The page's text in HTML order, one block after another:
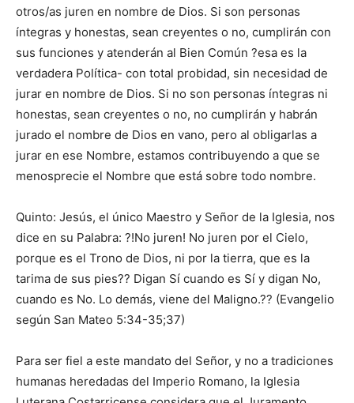
otros/as juren en nombre de Dios. Si son personas
íntegras y honestas, sean creyentes o no, cumplirán con
sus funciones y atenderán al Bien Común ?esa es la
verdadera Política- con total probidad, sin necesidad de
jurar en nombre de Dios. Si no son personas íntegras ni
honestas, sean creyentes o no, no cumplirán y habrán
jurado el nombre de Dios en vano, pero al obligarlas a
jurar en ese Nombre, estamos contribuyendo a que se
menosprecie el Nombre que está sobre todo nombre.
Quinto: Jesús, el único Maestro y Señor de la Iglesia, nos
dice en su Palabra: ?!No juren! No juren por el Cielo,
porque es el Trono de Dios, ni por la tierra, que es la
tarima de sus pies?? Digan Sí cuando es Sí y digan No,
cuando es No. Lo demás, viene del Maligno.?? (Evangelio
según San Mateo 5:34-35;37)
Para ser fiel a este mandato del Señor, y no a tradiciones
humanas heredadas del Imperio Romano, la Iglesia